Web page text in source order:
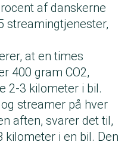
af danskerne
streamingtjenester,
at en times
400 gram CO2,
2-3 kilometer i bil.
streamer på hver
aften, svarer det til,
kilometer i en bil. Den